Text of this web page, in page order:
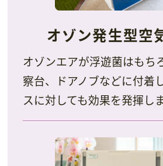
オゾン発生型空
オゾンエアが浮遊菌はもち
察台、ドアノブなどに付着
スに対しても効果を発揮しま